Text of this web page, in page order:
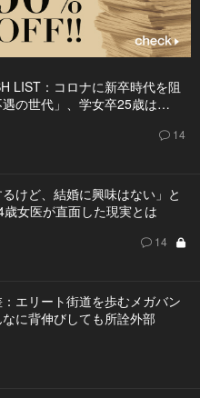
LIST：コロナに新卒時代を阻
遇の世代」、学女卒25歳は…
14
るけど、結婚に興味はない」と
女医が直面した現実とは
14
エリート街道を歩むメガバン
に背伸びしても所詮外部